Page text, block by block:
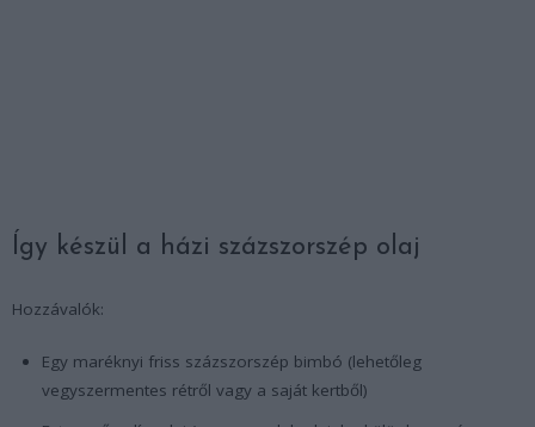
Így készül a házi százszorszép olaj
Hozzávalók:
Egy maréknyi friss százszorszép bimbó (lehetőleg
vegyszermentes rétről vagy a saját kertből)